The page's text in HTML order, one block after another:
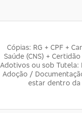
Cópias: RG + CPF +
Saúde (CNS) +
Adotivos ou sob Tutela:
Adoção /
estar dentro da